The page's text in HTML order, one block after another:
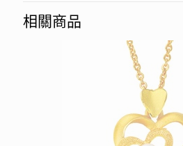
相關商品